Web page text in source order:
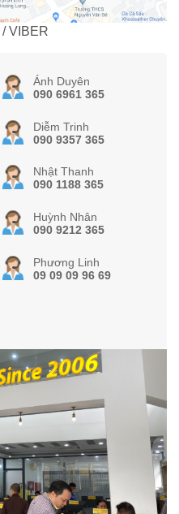
VIBER
Ánh Duyên
090 6961 365
Diễm Trinh
090 9357 365
Nhật Thanh
090 1188 365
Huỳnh Nhân
090 9212 365
Phương Linh
09 09 09 96 69